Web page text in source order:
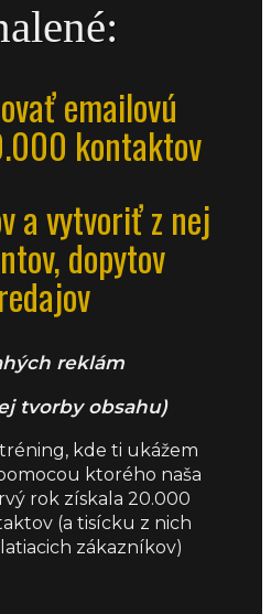
emailovú
kontaktov
a vytvoriť z nej
dopytov
reklám
tvorby obsahu)
kde ti ukážem
ktorého naša
rok získala 20.000
(a tisícku z nich
zákazníkov)